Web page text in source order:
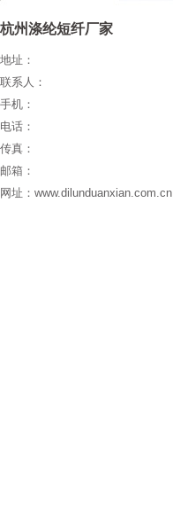
杭州涤纶短纤厂家
地址：
联系人：
手机：
电话：
传真：
邮箱：
网址：www.dilunduanxian.com.cn